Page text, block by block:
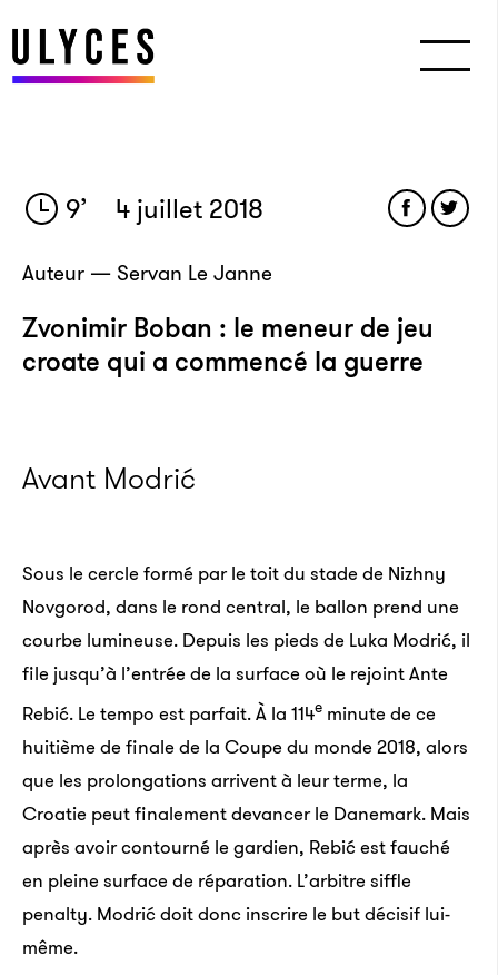
9’ 4 juillet 2018
Auteur — Servan Le Janne
Zvonimir Boban : le meneur de jeu
croate qui a commencé la guerre
Avant Modrić
Sous le cercle formé par le toit du stade de Nizhny
Novgorod, dans le rond central, le ballon prend une
courbe lumineuse. Depuis les pieds de Luka Modrić, il
file jusqu’à l’entrée de la surface où le rejoint Ante
Rebić. Le tempo est parfait. À la 114e minute de ce
huitième de finale de la Coupe du monde 2018, alors
que les prolongations arrivent à leur terme, la
Croatie peut finalement devancer le Danemark. Mais
après avoir contourné le gardien, Rebić est fauché
en pleine surface de réparation. L’arbitre siffle
penalty. Modrić doit donc inscrire le but décisif lui-
même.